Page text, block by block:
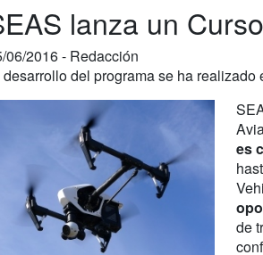
lanza un
06/2016 - Redacción
desarrollo del programa se ha
es
de